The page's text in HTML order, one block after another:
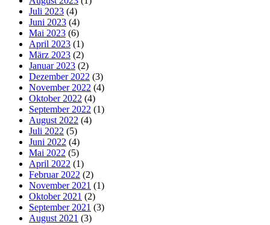
Juli 2023 (4)
Juni 2023 (4)
Mai 2023 (6)
April 2023 (1)
März 2023 (2)
Januar 2023 (2)
Dezember 2022 (3)
November 2022 (4)
Oktober 2022 (4)
September 2022 (1)
August 2022 (4)
Juli 2022 (5)
Juni 2022 (4)
Mai 2022 (5)
April 2022 (1)
Februar 2022 (2)
November 2021 (1)
Oktober 2021 (2)
September 2021 (3)
August 2021 (3)